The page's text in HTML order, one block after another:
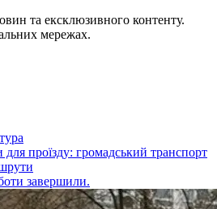
та ексклюзивного контенту.
мережах.
проїзду: громадський транспорт
завершили.